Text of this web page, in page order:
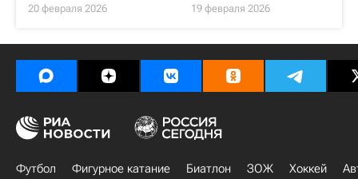
20 февраля 2026 19 февраля 2026
Футбол Фигурное катание Биатлон ЗОЖ Хоккей